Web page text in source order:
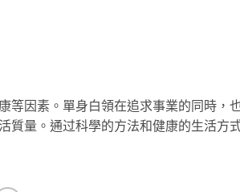
等因素。單身白領在追求事業的同時，
質量。通过科學的方法和健康的生活方